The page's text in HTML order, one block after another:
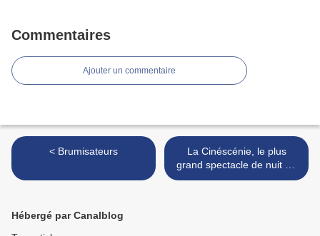
Commentaires
Ajouter un commentaire
< Brumisateurs
La Cinéscénie, le plus
grand spectacle de nuit au
monde >
Hébergé par Canalblog